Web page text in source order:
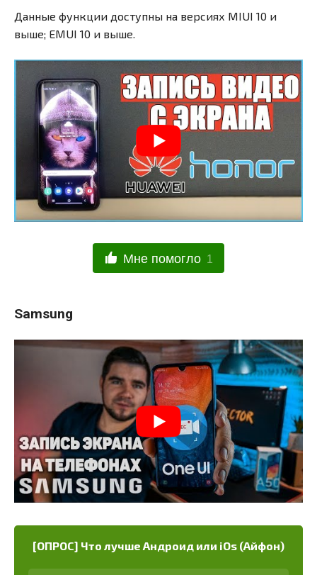
Данные функции доступны на версиях MIUI 10 и
выше; EMUI 10 и выше.
Мне помогло 1
Samsung
[ОПРОС] Что лучше Андроид или iOs (Айфон)